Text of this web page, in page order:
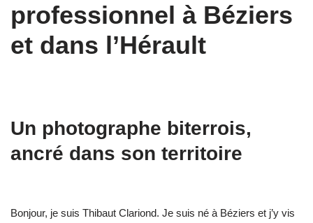
professionnel à Béziers
et dans l’Hérault
Un photographe biterrois,
ancré dans son territoire
Bonjour, je suis Thibaut Clariond. Je suis né à Béziers et j’y vis